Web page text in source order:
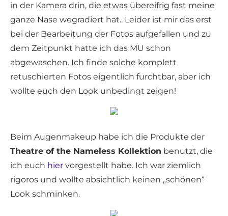
in der Kamera drin, die etwas übereifrig fast meine
ganze Nase wegradiert hat.. Leider ist mir das erst
bei der Bearbeitung der Fotos aufgefallen und zu
dem Zeitpunkt hatte ich das MU schon
abgewaschen. Ich finde solche komplett
retuschierten Fotos eigentlich furchtbar, aber ich
wollte euch den Look unbedingt zeigen!
Beim Augenmakeup habe ich die Produkte der
Theatre of the Nameless Kollektion benutzt, die
ich euch hier vorgestellt habe. Ich war ziemlich
rigoros und wollte absichtlich keinen „schönen“
Look schminken.